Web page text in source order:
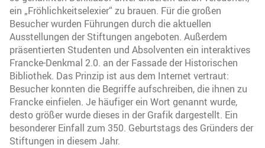
ein „Fröhlichkeitselexier“ zu brauen. Für die großen
Besucher wurden Führungen durch die aktuellen
Ausstellungen der Stiftungen angeboten. Außerdem
präsentierten Studenten und Absolventen ein interaktives
Francke-Denkmal 2.0. an der Fassade der Historischen
Bibliothek. Das Prinzip ist aus dem Internet vertraut:
Besucher konnten die Begriffe aufschreiben, die ihnen zu
Francke einfielen. Je häufiger ein Wort genannt wurde,
desto größer wurde dieses in der Grafik dargestellt. Ein
besonderer Einfall zum 350. Geburtstags des Gründers der
Stiftungen in diesem Jahr.